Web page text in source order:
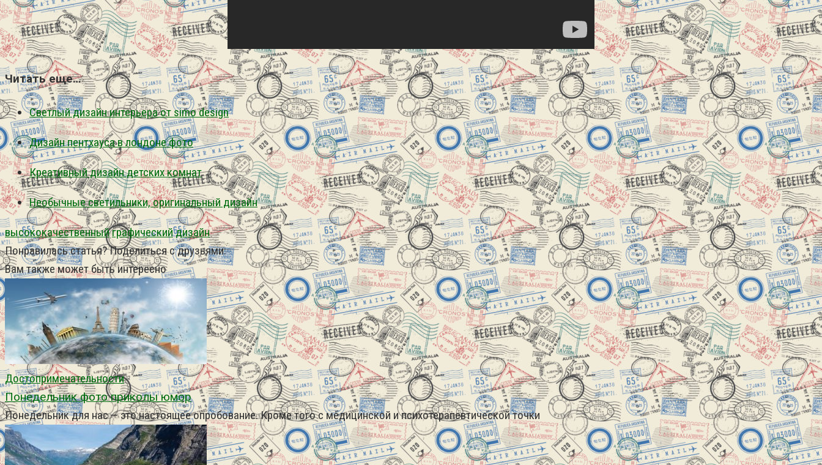
Читать еще…
Светлый дизайн интерьера от simo design
Дизайн пентхауса в лондоне фото
Креативный дизайн детских комнат
Необычные светильники, оригинальный дизайн
высококачественныйграфическийдизайн
Понравилась статья? Поделиться с друзьями:
Вам также может быть интересно
Достопримечательности
Понедельник фото приколы юмор
Понедельник для нас — это настоящее опробование. Кроме того с медицинской и психотерапевтической точки